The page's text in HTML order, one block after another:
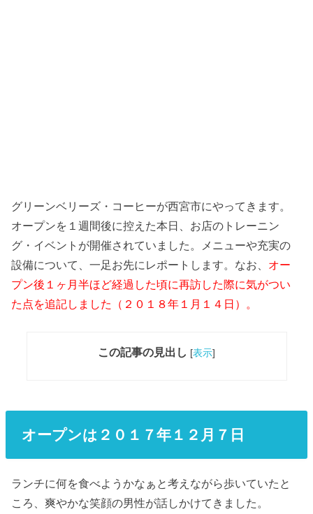
グリーンベリーズ・コーヒーが西宮市にやってきます。
オープンを１週間後に控えた本日、お店のトレーニン
グ・イベントが開催されていました。メニューや充実の
設備について、一足お先にレポートします。なお、 オー
プン後１ヶ月半ほど経過した頃に再訪した際に気がつい
た点を追記しました（２０１８年１月１４日）。
この記事の見出し [表示]
オープンは２０１７年１２月７日
ランチに何を食べようかなぁと考えながら歩いていたと
ころ、爽やかな笑顔の男性が話しかけてきました。